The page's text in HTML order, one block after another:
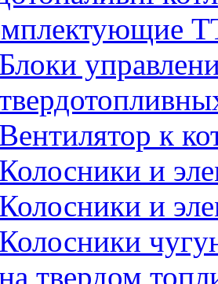
Блоки
Вентилятор к
Колосники и
Колосники и
Колосники
твердом